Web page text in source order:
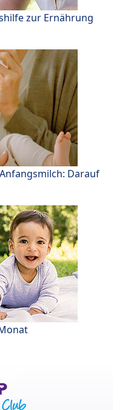
zur Ernährung
Darauf